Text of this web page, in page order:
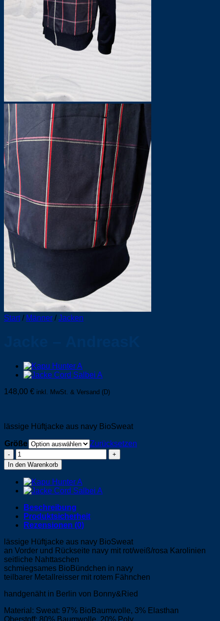
Start / Männer / Jacken
148,00 € inkl. MwSt. & Versand (D)
lässige Hüftjacke aus navy BioSweat
Größe
Zurücksetzen
Jacke
-
AndreasK
Menge
In den Warenkorb
Beschreibung
Produktsicherheit
Rezensionen (0)
lässige Hüftjacke aus navy BioSweat
an Vorder und Rückseite navy mit rot/weiß/rosa Karolinien
seitliche Nahttaschen
schmiegsames BioBündchen in navy
teilbarer Metallreisser mit rotem Fähnchen
handgenäht in Berlin von Bonny&Ried
Material: Sweat: 97% BioBaumwolle, 3% Elasthan
Oberstoff: 80% Baumwolle, 20% Poly